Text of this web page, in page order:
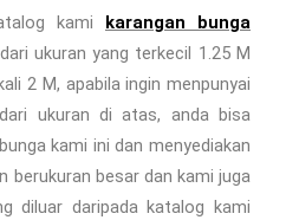
kami
karangan bunga
ukuran yang terkecil 1.25 M
2 M, apabila ingin menpunyai
ukuran di atas, anda bisa
kami ini dan menyediakan
berukuran besar dan kami juga
diluar daripada katalog kami